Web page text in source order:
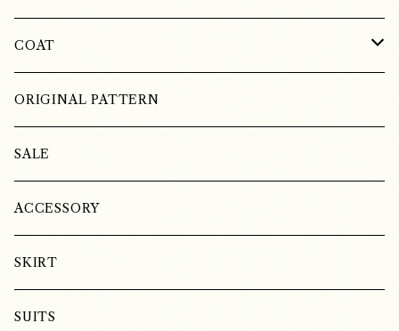
COTTON
LINEN
SILK
LINEN
COTTON
COAT
WOOL
LINEN
SILK
ORIGINAL PATTERN
SALE
ACCESSORY
SKIRT
SUITS